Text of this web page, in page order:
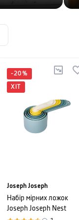
-20 %
ХІТ
Joseph Joseph
Набір мірних ложок
Joseph Joseph Nest